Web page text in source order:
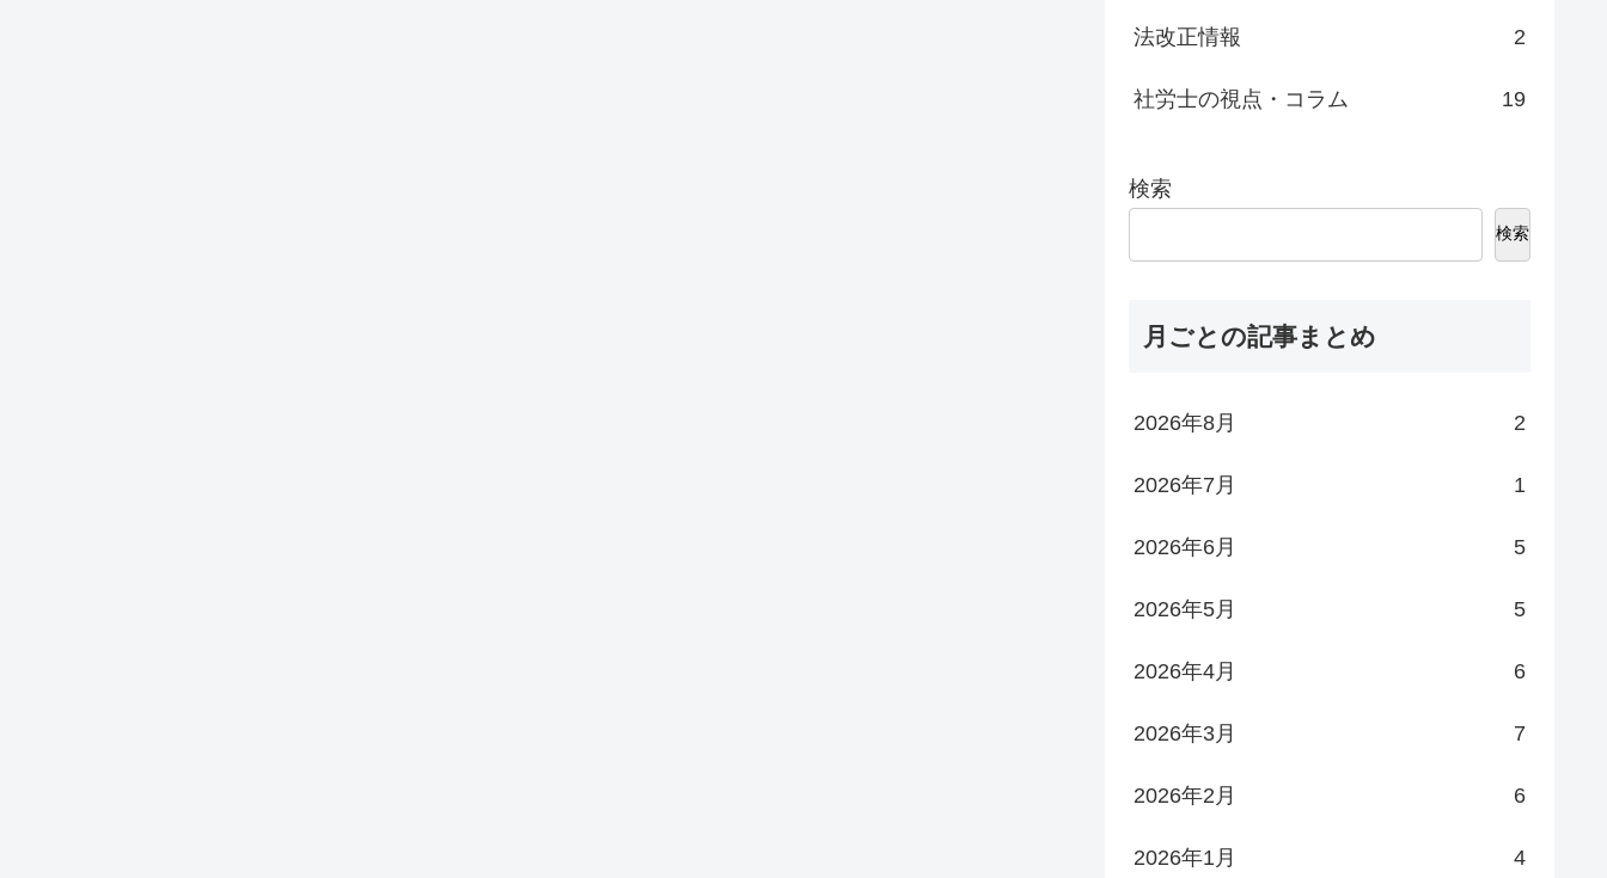
法改正情報 2
社労士の視点・コラム 19
検索
検索
月ごとの記事まとめ
2026年8月 2
2026年7月 1
2026年6月 5
2026年5月 5
2026年4月 6
2026年3月 7
2026年2月 6
2026年1月 4